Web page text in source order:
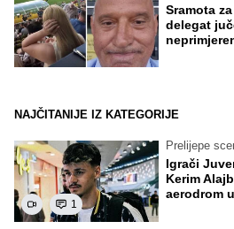
Sramota
delegat
NAJČITANIJE IZ KATEGORIJE
1
Prelijepe
Igrači
Kerim
aerodrom